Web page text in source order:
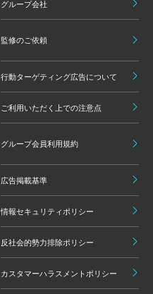
グループ会社
監修のご依頼
行動ターゲティング広告について
ご利用いただく上での注意点
グループ会員利用規約
広告掲載基準
情報セキュリティポリシー
反社会的勢力排除ポリシー
カスタマーハラスメントポリシー